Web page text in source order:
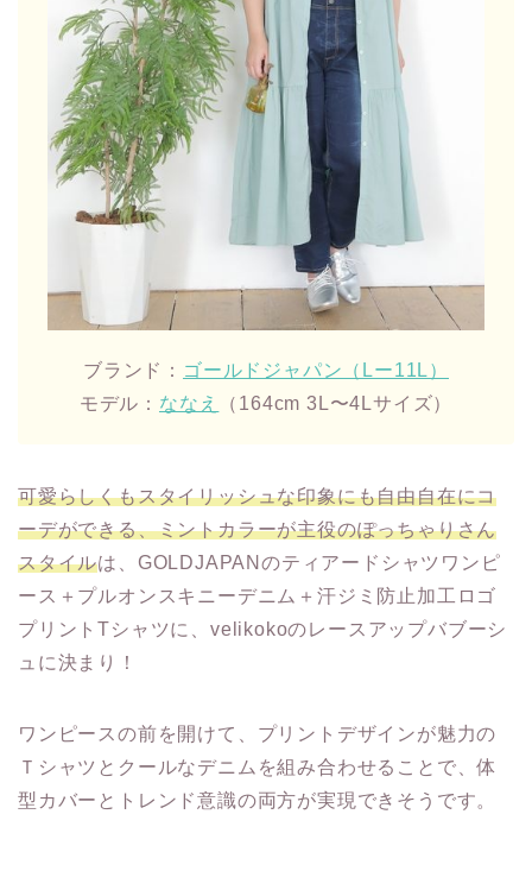
ブランド： ゴールドジャパン（Lー11L）
モデル： ななえ （164cm 3L〜4Lサイズ）
可愛らしくもスタイリッシュな印象にも自由自在にコ
ーデができる、ミントカラーが主役のぽっちゃりさん
スタイルは、GOLDJAPANのティアードシャツワンピ
ース＋プルオンスキニーデニム＋汗ジミ防止加工ロゴ
プリントTシャツに、velikokoのレースアップバブーシ
ュに決まり！
ワンピースの前を開けて、プリントデザインが魅力の
Ｔシャツとクールなデニムを組み合わせることで、体
型カバーとトレンド意識の両方が実現できそうです。